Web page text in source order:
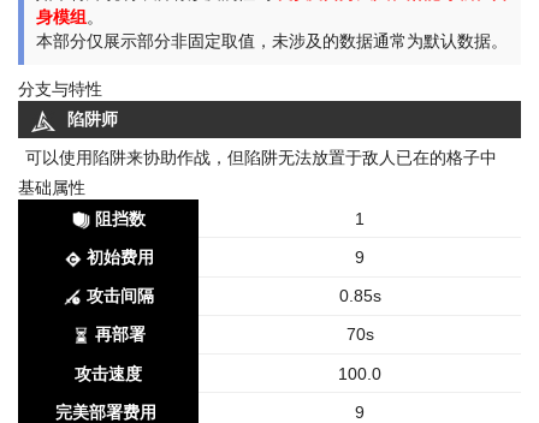
身模组 。
本部分仅展示部分非固定取值，未涉及的数据通常为默认数据。
分支与特性
陷阱师
可以使用陷阱来协助作战，但陷阱无法放置于敌人已在的格子中
基础属性
阻挡数
1
初始费用 9
攻击间隔 0.85s
再部署 70s
攻击速度 100.0
完美部署费用
9